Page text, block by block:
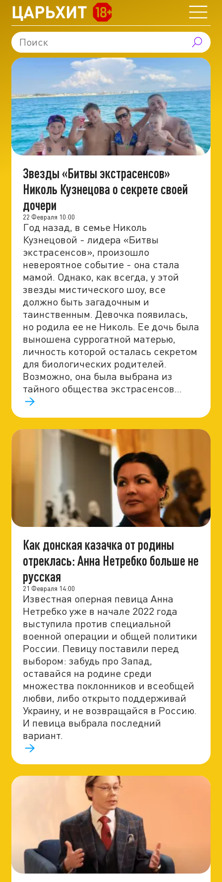
Звезды «Битвы экстрасенсов»
Николь Кузнецова о секрете своей
дочери
22 Февраля 10:00
Год назад, в семье Николь
Кузнецовой - лидера «Битвы
экстрасенсов», произошло
невероятное событие - она стала
мамой. Однако, как всегда, у этой
звезды мистического шоу, все
должно быть загадочным и
таинственным. Девочка появилась,
но родила ее не Николь. Ее дочь была
выношена суррогатной матерью,
личность которой осталась секретом
для биологических родителей.
Возможно, она была выбрана из
тайного общества экстрасенсов…
Как донская казачка от родины
отреклась: Анна Нетребко больше не
русская
21 Февраля 14:00
Известная оперная певица Анна
Нетребко уже в начале 2022 года
выступила против специальной
военной операции и общей политики
России. Певицу поставили перед
выбором: забудь про Запад,
оставайся на родине среди
множества поклонников и всеобщей
любви, либо открыто поддерживай
Украину, и не возвращайся в Россию.
И певица выбрала последний
вариант.